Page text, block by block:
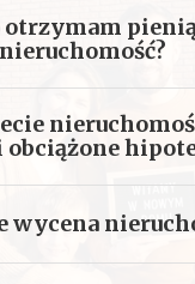
otrzymam
obciążone
wycena